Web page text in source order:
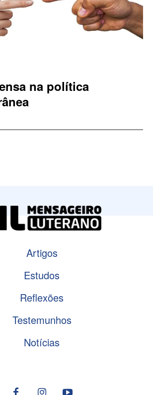
na política
Artigos
Estudos
Reflexões
Testemunhos
Notícias